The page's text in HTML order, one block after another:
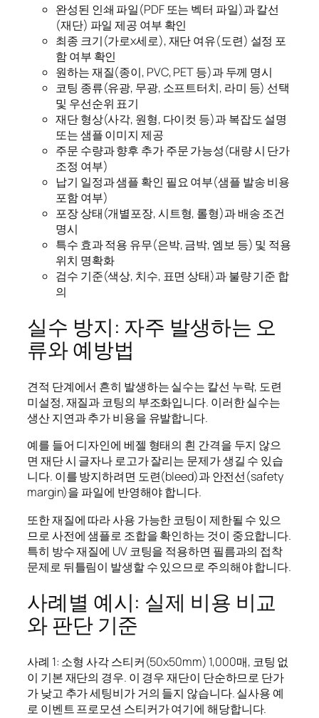
완성된 인쇄 파일(PDF 또는 벡터 파일)과 칼선
(재단) 파일 제공 여부 확인
최종 크기(가로x세로), 재단 여유(도련) 설정 포
함 여부 확인
원하는 재질(종이, PVC, PET 등)과 두께 명시
코팅 종류(유광, 무광, 소프트터치, 라미 등) 선택
및 우선순위 표기
재단 형상(사각, 원형, 다이컷 등)과 복잡도 설명
또는 샘플 이미지 제공
주문 수량과 향후 추가 주문 가능성(대량 시 단가
조정 여부)
납기 일정과 샘플 확인 필요 여부(샘플 발송 비용
포함 여부)
포장 상태(개별포장, 시트형, 롤형)과 배송 조건
명시
특수 효과 적용 유무(은박, 금박, 엠보 등) 및 적용
위치 명확화
검수 기준(색상, 치수, 표면 상태)과 불량 기준 합
의
실수 방지: 자주 발생하는 오
류와 예방법
견적 단계에서 흔히 발생하는 실수는 칼선 누락, 도련
미설정, 재질과 코팅의 부조화입니다. 이러한 실수는
생산 지연과 추가 비용을 유발합니다.
예를 들어 디자인에 베젤 형태의 흰 간격을 두지 않으
면 재단 시 글자나 로고가 잘리는 문제가 생길 수 있습
니다. 이를 방지하려면 도련(bleed)과 안전선(safety
margin)을 파일에 반영해야 합니다.
또한 재질에 따라 사용 가능한 코팅이 제한될 수 있으
므로 사전에 샘플로 조합을 확인하는 것이 중요합니다.
특히 방수 재질에 UV 코팅을 적용하면 필름과의 접착
문제로 뒤틀림이 발생할 수 있으므로 주의해야 합니다.
사례별 예시: 실제 비용 비교
와 판단 기준
사례 1: 소형 사각 스티커(50x50mm) 1,000매, 코팅 없
이 기본 재단의 경우. 이 경우 재단이 단순하므로 단가
가 낮고 추가 세팅비가 거의 들지 않습니다. 실사용 예
로 이벤트 프로모션 스티커가 여기에 해당합니다.